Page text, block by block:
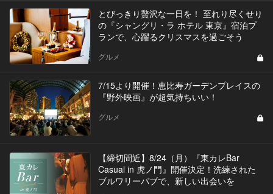
とびっきり贅沢な一日を！ 至れり尽くせり
の『シャングリ・ラ ホテル 東京』宿泊プ
ランで、心躍るクリスマスを過ごそう
グルメ
7/15より開催！恵比寿ガーデンプレイスの
『野外映画』が超気持ちいい！
グルメ
【締切間近】8/24（月）『東カレBar
Casual in 虎ノ門』開催決定！洗練された
ブルワリーパブで、新しい出会いを